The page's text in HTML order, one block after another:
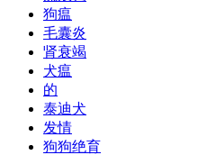
狗瘟
毛囊炎
肾衰竭
犬瘟
的
泰迪犬
发情
狗狗绝育